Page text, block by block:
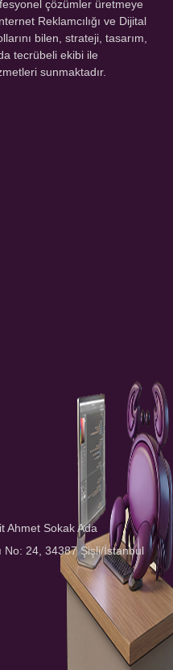
çözümler üretmeye
Reklamcılığı ve Dijital
bilen, strateji, tasarım,
tecrübeli ekibi ile
sunmaktadır.
Ahmet Sokak Ada
No: 24, 34387 Şişli/İstanbul